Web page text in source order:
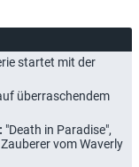
startet mit der
überraschendem
"Death in Paradise",
vom Waverly